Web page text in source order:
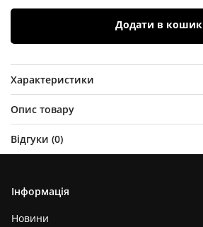
Додати в кошик
Характеристики
Опис товару
Відгуки (0)
Інформація
Новини